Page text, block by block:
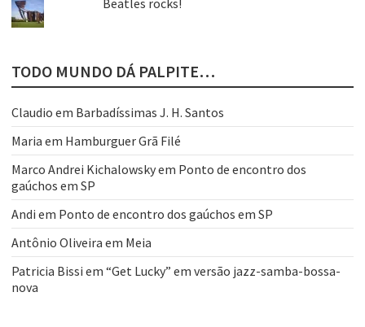
Beatles rocks!
TODO MUNDO DÁ PALPITE…
Claudio em Barbadíssimas J. H. Santos
Maria em Hamburguer Grã Filé
Marco Andrei Kichalowskyem Ponto de encontro dos
gaúchos em SP
Andi em Ponto de encontro dos gaúchos em SP
Antônio Oliveira em Meia
Patricia Bissi em “Get Lucky” em versão jazz-samba-bossa-
nova